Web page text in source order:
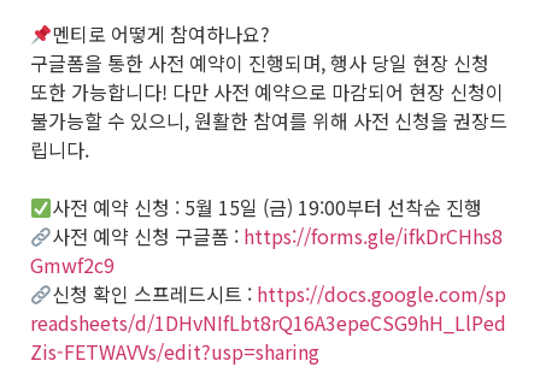
멘티로 어떻게 참여하나요?
구글폼을 통한 사전 예약이 진행되며, 행사 당일 현장 신청
또한 가능합니다! 다만 사전 예약으로 마감되어 현장 신청이
불가능할 수 있으니, 원활한 참여를 위해 사전 신청을 권장드
립니다.
사전 예약 신청 : 5월 15일 (금) 19:00부터 선착순 진행
사전 예약 신청 구글폼 : https://forms.gle/ifkDrCHhs8
Gmwf2c9
신청 확인 스프레드시트 : https://docs.google.com/sp
readsheets/d/1DHvNIfLbt8rQ16A3epeCSG9hH_LlPed
Zis-FETWAVVs/edit?usp=sharing